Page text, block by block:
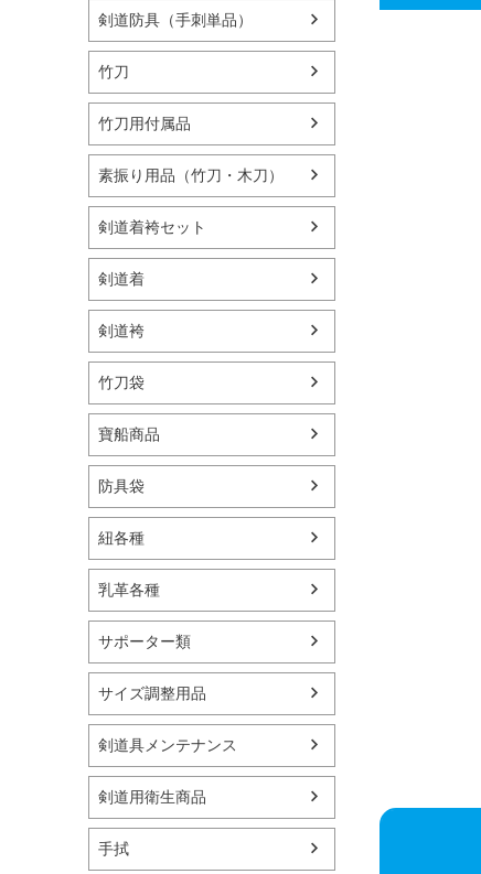
剣道防具（手刺単品）
竹刀
竹刀用付属品
素振り用品（竹刀・木刀）
剣道着袴セット
剣道着
剣道袴
竹刀袋
寶船商品
防具袋
紐各種
乳革各種
サポーター類
サイズ調整用品
剣道具メンテナンス
剣道用衛生商品
手拭